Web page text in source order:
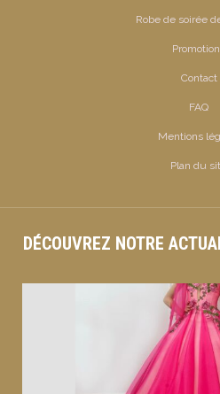
Robe de soirée
Contact
FAQ
Mentions
Plan du
DÉCOUVREZ NOTRE